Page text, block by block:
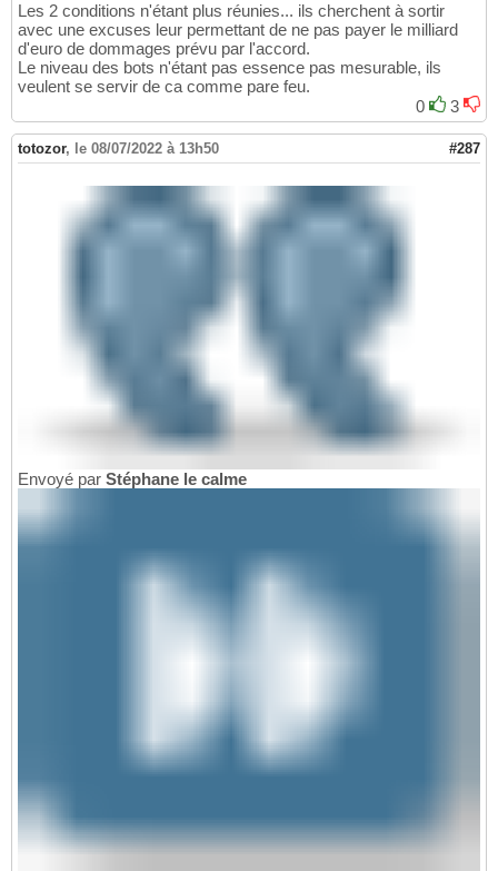
Les 2 conditions n'étant plus réunies... ils cherchent à sortir
avec une excuses leur permettant de ne pas payer le milliard
d'euro de dommages prévu par l'accord.
Le niveau des bots n'étant pas essence pas mesurable, ils
veulent se servir de ca comme pare feu.
0
3
totozor, le 08/07/2022 à 13h50 #287
Envoyé par Stéphane le calme